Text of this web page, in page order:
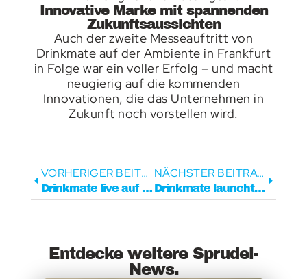
Innovative Marke mit spannenden
Zukunftsaussichten
Auch der zweite Messeauftritt von
Drinkmate auf der Ambiente in Frankfurt
in Folge war ein voller Erfolg – und macht
neugierig auf die kommenden
Innovationen, die das Unternehmen in
Zukunft noch vorstellen wird.
VORHERIGER BEITRAG
Drinkmate live auf der Ambiente 2025 in Frankfurt – Innovation trifft Lifestyle!
NÄCHSTER BEITRAG
Drinkmate launcht Edelstahlflaschen in Deutschland – stylisch, robust und nachhaltig
Entdecke weitere Sprudel-
News.